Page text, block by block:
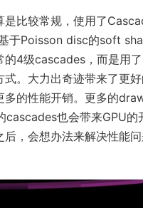
是比较常规，使用了
于Poisson disc的soft
的4级cascades，而是用
式。大力出奇迹带来了更
多的性能开销。更多的
cascades也会带来GPU的
后，会想办法来解决性能